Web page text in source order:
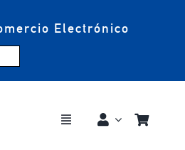
Electrónico
Toggle